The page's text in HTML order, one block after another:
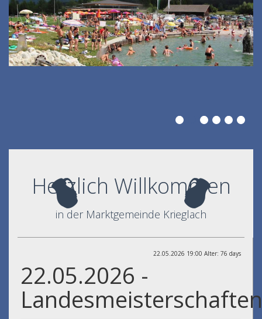
Herzlich Willkommen
in der Marktgemeinde Krieglach
22.05.2026 19:00 Alter: 76 days
22.05.2026 -
Landesmeisterschaften